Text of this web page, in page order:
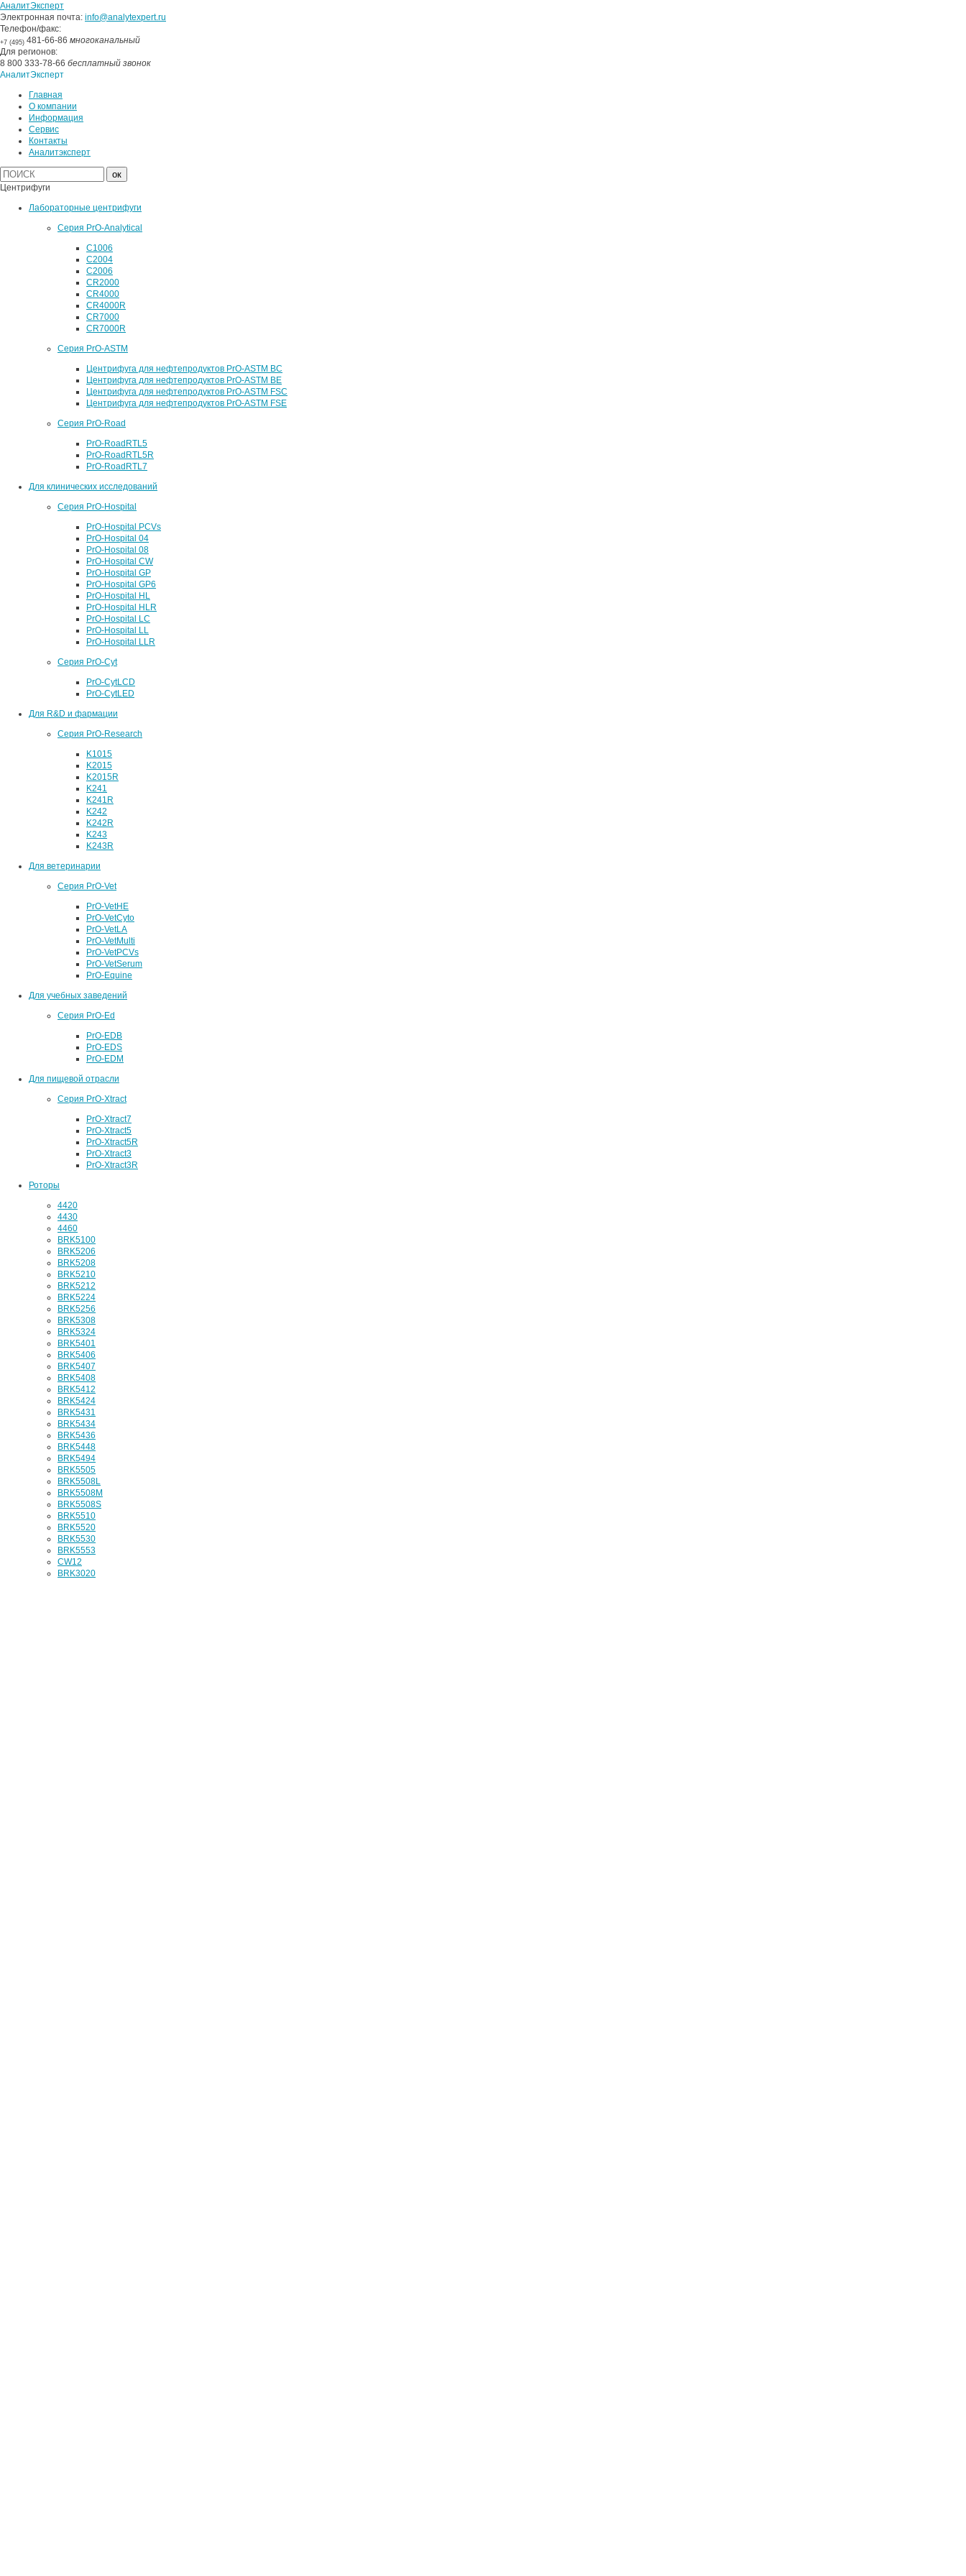
АналитЭксперт
Электронная почта: info@analytexpert.ru
Телефон/факс:
+7 (495) 481-66-86 многоканальный
Для регионов:
8 800 333-78-66 бесплатный звонок
АналитЭксперт
Главная
О компании
Информация
Сервис
Контакты
Аналитэксперт
Центрифуги
Лабораторные центрифуги
Серия PrO-Analytical
C1006
C2004
C2006
CR2000
CR4000
CR4000R
CR7000
CR7000R
Серия PrO-ASTM
Центрифуга для нефтепродуктов PrO-ASTM BC
Центрифуга для нефтепродуктов PrO-ASTM BE
Центрифуга для нефтепродуктов PrO-ASTM FSC
Центрифуга для нефтепродуктов PrO-ASTM FSE
Серия PrO-Road
PrO-RoadRTL5
PrO-RoadRTL5R
PrO-RoadRTL7
Для клинических исследований
Серия PrO-Hospital
PrO-Hospital PCVs
PrO-Hospital 04
PrO-Hospital 08
PrO-Hospital CW
PrO-Hospital GP
PrO-Hospital GP6
PrO-Hospital HL
PrO-Hospital HLR
PrO-Hospital LC
PrO-Hospital LL
PrO-Hospital LLR
Серия PrO-Cyt
PrO-CytLCD
PrO-CytLED
Для R&D и фармации
Серия PrO-Research
K1015
K2015
K2015R
K241
K241R
K242
K242R
K243
K243R
Для ветеринарии
Серия PrO-Vet
PrO-VetHE
PrO-VetCyto
PrO-VetLA
PrO-VetMulti
PrO-VetPCVs
PrO-VetSerum
PrO-Equine
Для учебных заведений
Серия PrO-Ed
PrO-EDB
PrO-EDS
PrO-EDM
Для пищевой отрасли
Серия PrO-Xtract
PrO-Xtract7
PrO-Xtract5
PrO-Xtract5R
PrO-Xtract3
PrO-Xtract3R
Роторы
4420
4430
4460
BRK5100
BRK5206
BRK5208
BRK5210
BRK5212
BRK5224
BRK5256
BRK5308
BRK5324
BRK5401
BRK5406
BRK5407
BRK5408
BRK5412
BRK5424
BRK5431
BRK5434
BRK5436
BRK5448
BRK5494
BRK5505
BRK5508L
BRK5508M
BRK5508S
BRK5510
BRK5520
BRK5530
BRK5553
CW12
BRK3020